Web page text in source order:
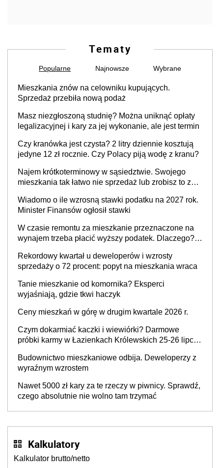
Tematy
Popularne Najnowsze Wybrane
Mieszkania znów na celowniku kupujących.
Sprzedaż przebiła nową podaż
Masz niezgłoszoną studnię? Można uniknąć opłaty
legalizacyjnej i kary za jej wykonanie, ale jest termin
Czy kranówka jest czysta? 2 litry dziennie kosztują
jedyne 12 zł rocznie. Czy Polacy piją wodę z kranu?
Najem krótkoterminowy w sąsiedztwie. Swojego
mieszkania tak łatwo nie sprzedaż lub zrobisz to ze
Wiadomo o ile wzrosną stawki podatku na 2027 rok.
Minister Finansów ogłosił stawki
W czasie remontu za mieszkanie przeznaczone na
wynajem trzeba płacić wyższy podatek. Dlaczego?
Rekordowy kwartał u deweloperów i wzrosty
sprzedaży o 72 procent: popyt na mieszkania wraca
Tanie mieszkanie od komornika? Eksperci
wyjaśniają, gdzie tkwi haczyk
Ceny mieszkań w górę w drugim kwartale 2026 r.
Czym dokarmiać kaczki i wiewiórki? Darmowe
próbki karmy w Łazienkach Królewskich 25-26 lipca
Budownictwo mieszkaniowe odbija. Deweloperzy z
wyraźnym wzrostem
Nawet 5000 zł kary za te rzeczy w piwnicy. Sprawdź,
czego absolutnie nie wolno tam trzymać
Kalkulatory
Kalkulator brutto/netto